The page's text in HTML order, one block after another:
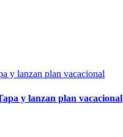
y lanzan plan vacacional